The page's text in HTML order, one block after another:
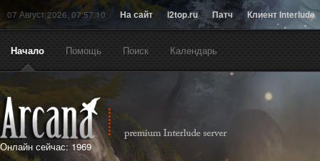
07 Август 2026, 07:57:10 На сайт l2top.ru Патч Клиент Interlude
Начало Помощь Поиск Календарь
Онлайн сейчас: 1969